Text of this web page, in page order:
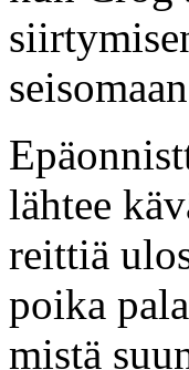
lähtee
reittiä
poika
mistä